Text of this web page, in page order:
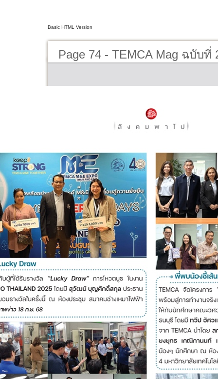
Basic HTML Version
Page 74 - TEMCA Mag ฉบับที่